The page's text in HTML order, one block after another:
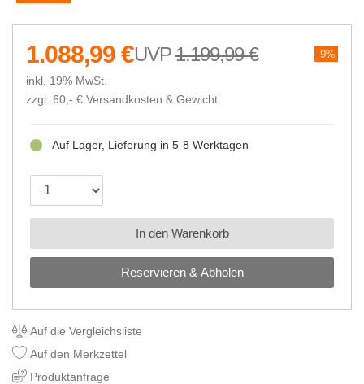
1.199,99 € 9%
1.088,99 €
inkl. 19% MwSt.
zzgl. 60,- € Versandkosten & Gewicht
Reservieren & Abholen
Auf Lager, Lieferung in 5-8 Werktagen
In den Warenkorb
Auf die Vergleichsliste
Auf den Merkzettel
Produktanfrage